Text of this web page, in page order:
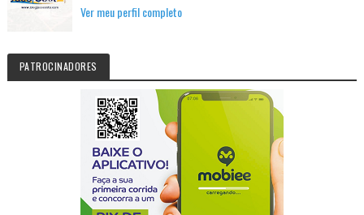
Ver meu perfil completo
PATROCINADORES